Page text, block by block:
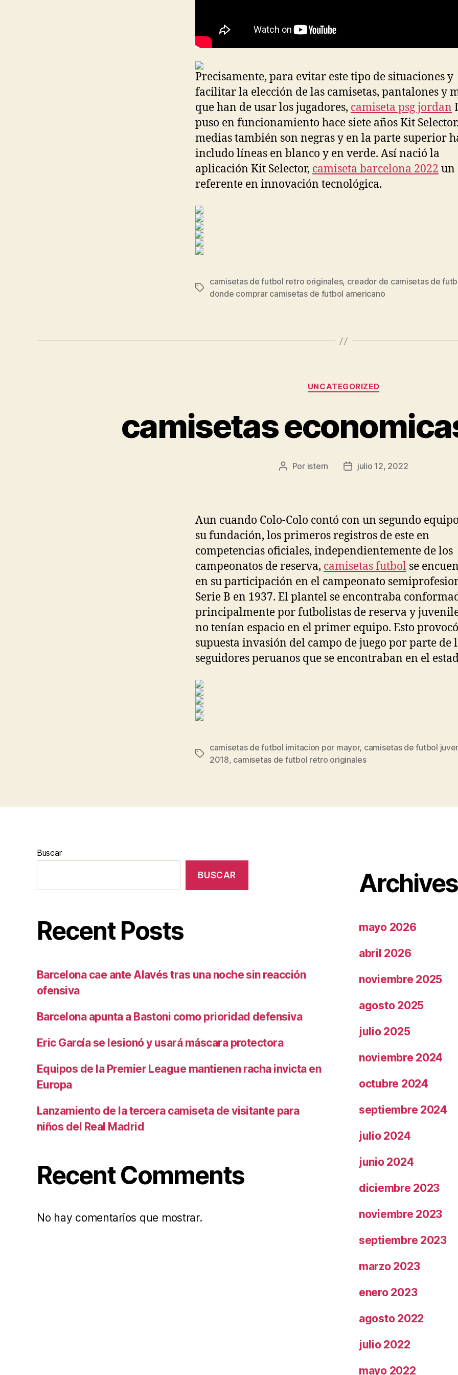
Precisamente, para evitar este tipo de situaciones y
facilitar la elección de las camisetas, pantalones y
que han de usar los jugadores, camiseta psg jordan
puso en funcionamiento hace siete años Kit
medias también son negras y en la parte superior
includo líneas en blanco y en verde. Así nació la
aplicación Kit Selector, camiseta barcelona 2022 un
referente en innovación tecnológica.
Etiquetas
camisetas de futbol retro originales, creador de camisetas de
donde comprar camisetas de futbol americano
Categorías
UNCATEGORIZED
camisetas
Autor
Por istern
Fechajulio 12, 2022
Aun cuando Colo-Colo contó con un segundo
su fundación, los primeros registros de este en
competencias oficiales, independientemente de los
campeonatos de reserva, camisetas futbol se
en su participación en el campeonato
Serie B en 1937. El plantel se encontraba
principalmente por futbolistas de reserva y
no tenían espacio en el primer equipo. Esto
supuesta invasión del campo de juego por parte de
seguidores peruanos que se encontraban en el
Etiquetas
camisetas de futbol imitacion por mayor, camisetas de futbol
2018, camisetas de futbol retro originales
Buscar
BUSCAR
Recent Posts
Barcelona cae ante Alavés tras una noche sin reacción
ofensiva
Barcelona apunta a Bastoni como prioridad defensiva
Eric García se lesionó y usará máscara protectora
Equipos de la Premier League mantienen racha invicta en
Europa
Lanzamiento de la tercera camiseta de visitante para
niños del Real Madrid
Recent Comments
No hay comentarios que mostrar.
Archives
mayo 2026
abril 2026
noviembre 2025
agosto 2025
julio 2025
noviembre 2024
octubre 2024
septiembre 2024
julio 2024
junio 2024
diciembre 2023
noviembre 2023
septiembre 2023
marzo 2023
enero 2023
agosto 2022
julio 2022
mayo 2022